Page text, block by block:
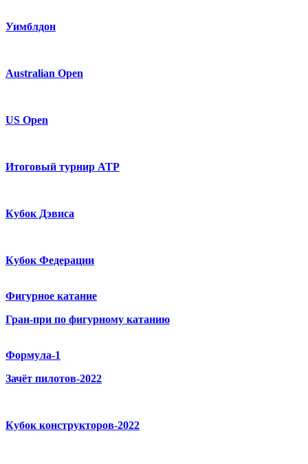
Уимблдон
Australian Open
US Open
Итоговый турнир ATP
Кубок Дэвиса
Кубок Федерации
Фигурное катание
Гран-при по фигурному катанию
Формула-1
Зачёт пилотов-2022
Кубок конструкторов-2022